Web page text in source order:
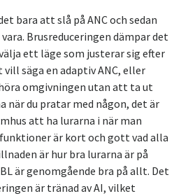
bara att slå på ANC och sedan
Brusreduceringen dämpar det
ett läge som justerar sig efter
säga en adaptiv ANC, eller
omgivningen utan att ta ut
när du pratar med någon, det är
att ha lurarna i när man
är kort och gott vad alla
är hur bra lurarna är på
är genomgående bra på allt. Det
är tränad av AI, vilket